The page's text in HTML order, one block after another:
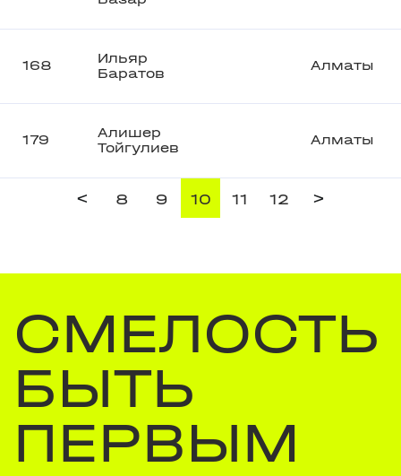
168
Ильяр
Баратов
Алматы
179
Алишер
Тойгулиев
Алматы
< 8 9 10 11 12 >
СМЕЛОСТЬ
БЫТЬ
ПЕРВЫМ